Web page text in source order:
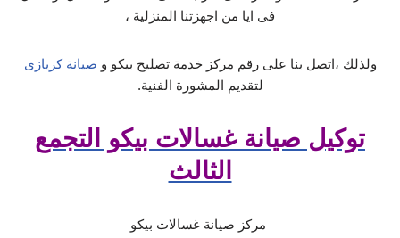
فى ايا من اجهزتنا المنزلية ،
ولذلك ،اتصل بنا على رقم مركز خدمة تصليح بيكو و صيانة كريازى
لتقديم المشورة الفنية.
توكيل صيانة غسالات بيكو التجمع
الثالث
مركز صيانة غسالات بيكو